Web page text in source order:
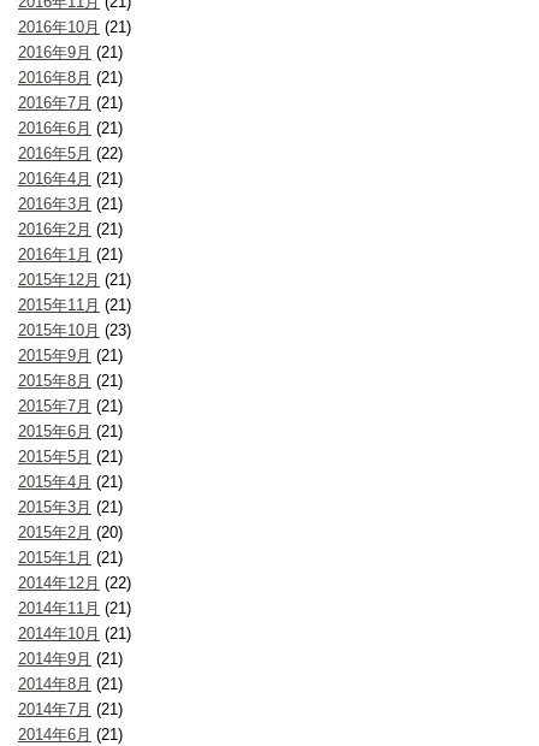
2016年10月 (21)
2016年9月 (21)
2016年8月 (21)
2016年7月 (21)
2016年6月 (21)
2016年5月 (22)
2016年4月 (21)
2016年3月 (21)
2016年2月 (21)
2016年1月 (21)
2015年12月 (21)
2015年11月 (21)
2015年10月 (23)
2015年9月 (21)
2015年8月 (21)
2015年7月 (21)
2015年6月 (21)
2015年5月 (21)
2015年4月 (21)
2015年3月 (21)
2015年2月 (20)
2015年1月 (21)
2014年12月 (22)
2014年11月 (21)
2014年10月 (21)
2014年9月 (21)
2014年8月 (21)
2014年7月 (21)
2014年6月 (21)